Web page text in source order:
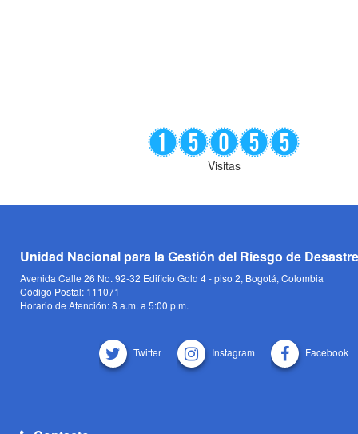
Visitas
Unidad Nacional para la Gestión del Riesgo de
Avenida Calle 26 No. 92-32 Edificio Gold 4 - piso 2, Bogotá, Colombia
Código Postal: 111071
Horario de Atención: 8 a.m. a 5:00 p.m.
Twitter Instagram Facebook